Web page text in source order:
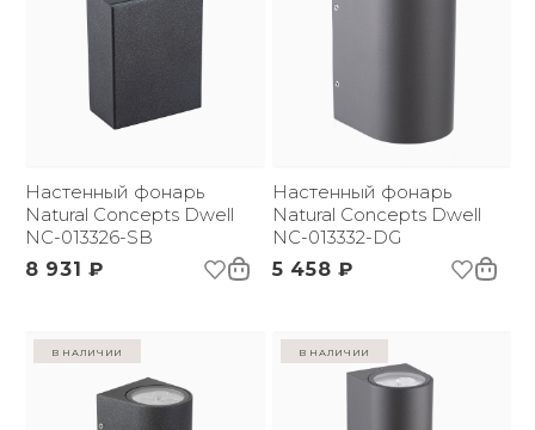
Настенный фонарь
Natural Concepts Dwell
NC-013326-SB
8 931 ₽
Настенный фонарь
Natural Concepts Dwell
NC-013332-DG
5 458 ₽
в наличии в наличии